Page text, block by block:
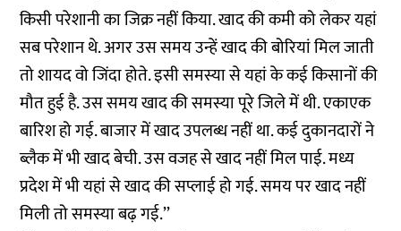
किसी परेशानी का जिक्र नहीं किया. खाद की कमी को लेकर यहां
सब परेशान थे. अगर उस समय उन्हें खाद की बोरियां मिल जाती
तो शायद वो जिंदा होते. इसी समस्या से यहां के कई किसानों की
मौत हुई है. उस समय खाद की समस्या पूरे जिले में थी. एकाएक
बारिश हो गई. बाजार में खाद उपलब्ध नहीं था. कई दुकानदारों ने
ब्लैक में भी खाद बेची. उस वजह से खाद नहीं मिल पाई. मध्य
प्रदेश में भी यहां से खाद की सप्लाई हो गई. समय पर खाद नहीं
मिली तो समस्या बढ़ गई.’’